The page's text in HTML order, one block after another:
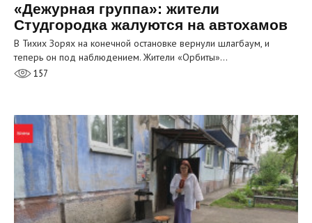
«Дежурная группа»: жители
Студгородка жалуются на автохамов
В Тихих Зорях на конечной остановке вернули шлагбаум, и
теперь он под наблюдением. Жители «Орбиты»…
157